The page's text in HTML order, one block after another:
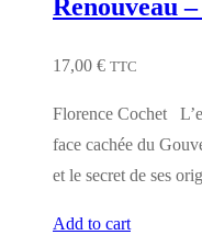
Renouveau
17,00 € TTC
Florence Cochet
face cachée du
et le secret de ses
Add to cart